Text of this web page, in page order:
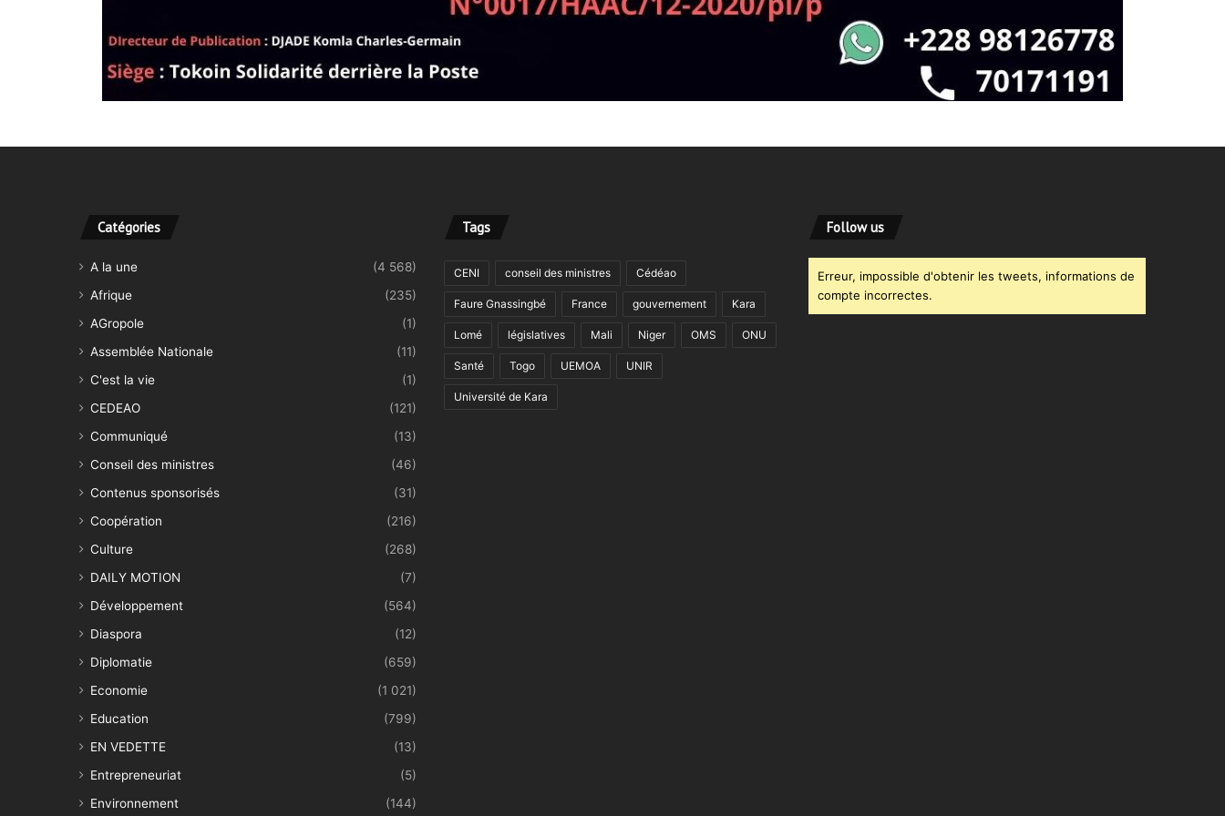
Catégories
A la une
(4 568)
Afrique
(235)
AGropole
(1)
Assemblée Nationale
(11)
C'est la vie
(1)
CEDEAO
(121)
Communiqué
(13)
Conseil des ministres
(46)
Contenus sponsorisés
(31)
Coopération
(216)
Culture
(268)
DAILY MOTION
(7)
Développement
(564)
Diaspora
(12)
Diplomatie
(659)
Economie
(1 021)
Education
(799)
EN VEDETTE
(13)
Entrepreneuriat
(5)
Environnement
(144)
Tags
CENI conseil des ministres Cédéao
Faure Gnassingbé France gouvernement Kara
Lomé législatives Mali Niger OMS ONU
Santé Togo UEMOA UNIR
Université de Kara
Follow us
Erreur, impossible d'obtenir les tweets, informations de
compte incorrectes.